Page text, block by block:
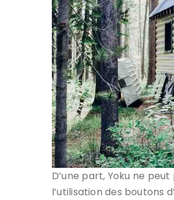
D’une part, Yoku ne
l’utilisation des boutons